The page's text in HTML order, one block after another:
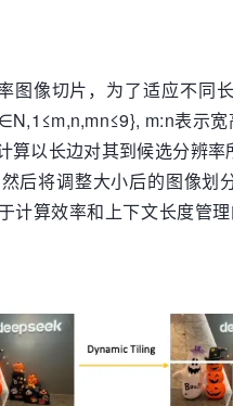
图像切片，为了适应不同
m:n表示
算以长边对其到候选分辨
后将调整大小后的图像
计算效率和上下文长度管